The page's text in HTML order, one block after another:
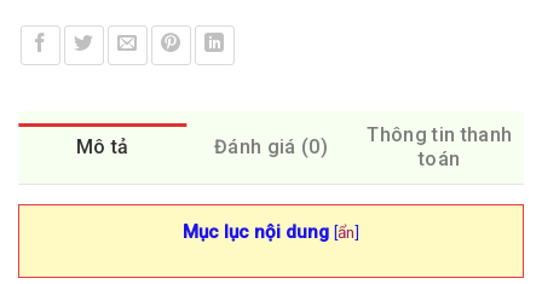
Mô tả Đánh giá (0)
Thông tin thanh
toán
Mục lục nội dung [ẩn]